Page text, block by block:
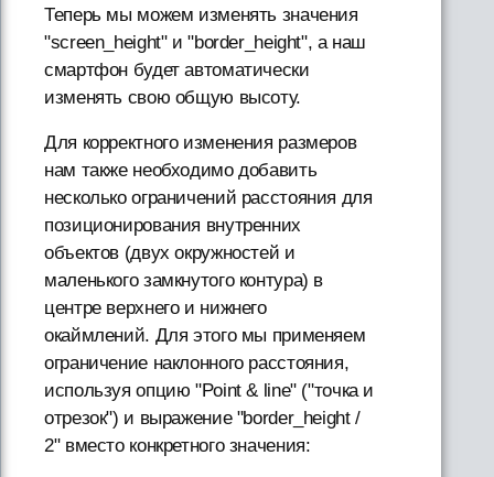
Теперь мы можем изменять значения
"screen_height" и "border_height", а наш
смартфон будет автоматически
изменять свою общую высоту.
Для корректного изменения размеров
нам также необходимо добавить
несколько ограничений расстояния для
позиционирования внутренних
объектов (двух окружностей и
маленького замкнутого контура) в
центре верхнего и нижнего
окаймлений. Для этого мы применяем
ограничение наклонного расстояния,
используя опцию "Point & line" ("точка и
отрезок") и выражение "border_height /
2" вместо конкретного значения: